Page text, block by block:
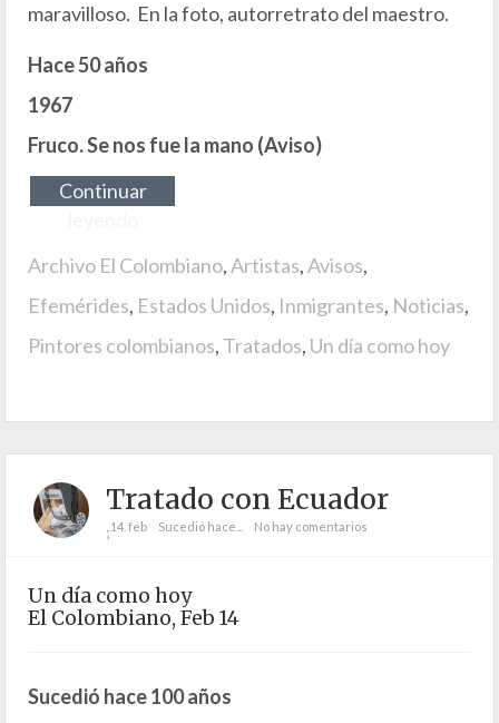
maravilloso. En la foto, autorretrato del maestro.
Hace 50 años
1967
Fruco. Se nos fue la mano (Aviso)
Continuar
Archivo El Colombiano,Artistas,Avisos,
Efemérides, Estados Unidos, Inmigrantes, Noticias,
Pintores colombianos, Tratados, Un día como hoy
Tratado con Ecuador
;14. feb Sucedió hace... No hay comentarios
Un día como hoy
El Colombiano, Feb 14
Sucedió hace 100 años